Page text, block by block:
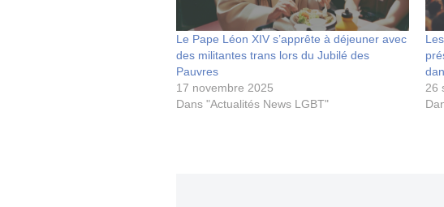
Le Pape Léon XIV s’apprête à déjeuner avec
des militantes trans lors du Jubilé des
Pauvres
17 novembre 2025
Dans "Actualités News LGBT"
26